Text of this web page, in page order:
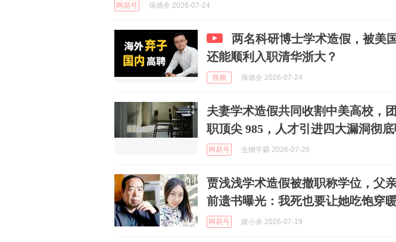
网易号 保德全 2026-07-24
两名科研博士学术造假，被美
还能顺利入职清华浙大？
视频 保德全 2026-07-24
夫妻学术造假共同收割中美高校，
职顶尖 985，人才引进四大漏洞彻
网易号 生物学霸 2026-07-20
贾浅浅学术造假被撤职称学位，父
前遗书曝光：我死也要让她吃饱穿
网易号 娱小余 2026-07-19